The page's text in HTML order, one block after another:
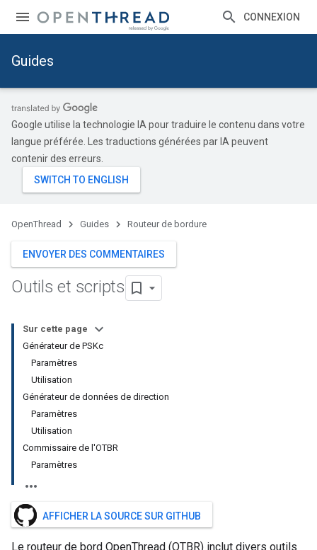
CONNEXION
Guides
Google utilise la technologie IA pour traduire le contenu dans votre
langue préférée. Les traductions générées par IA peuvent
contenir des erreurs.
OpenThread Guides Routeur de bordure
ENVOYER DES COMMENTAIRES
Outils et scripts
Sur cette page
Générateur de PSKc
Paramètres
Utilisation
Générateur de données de direction
Paramètres
Utilisation
Commissaire de l'OTBR
Paramètres
AFFICHER LA SOURCE SUR GITHUB
Le routeur de bord OpenThread (OTBR) inclut divers outils